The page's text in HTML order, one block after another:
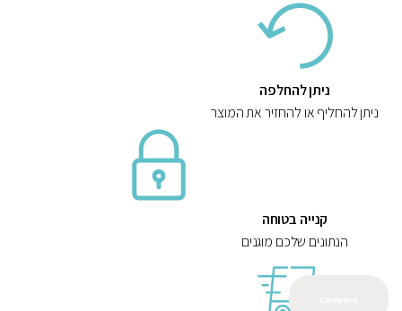
ניתן להחלפה
ניתן להחליף או להחזיר את המוצר
קנייה בטוחה
הנתונים שלכם מוגנים